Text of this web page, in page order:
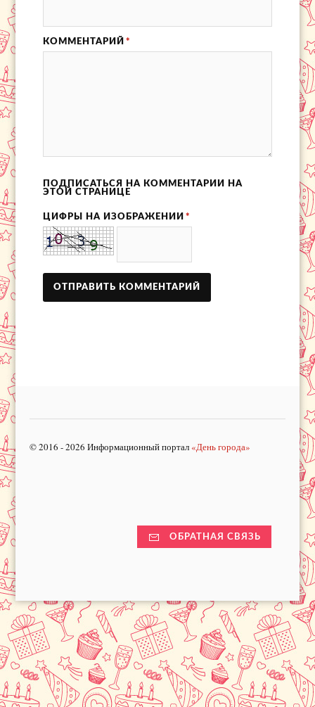
КОММЕНТАРИЙ *
ПОДПИСАТЬСЯ НА КОММЕНТАРИИ НА
ЭТОЙ СТРАНИЦЕ
ЦИФРЫ НА ИЗОБРАЖЕНИИ *
© 2016 - 2026 Информационный портал «День города»
ОБРАТНАЯ СВЯЗЬ